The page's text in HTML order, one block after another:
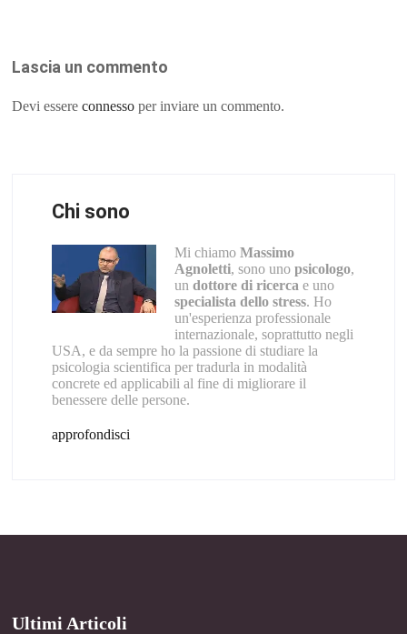
Lascia un commento
Devi essereconnesso per inviare un commento.
Chi sono
Mi chiamo Massimo
Agnoletti, sono uno psicologo,
un dottore di ricerca e uno
specialista dello stress. Ho
un'esperienza professionale
internazionale, soprattutto negli
USA, e da sempre ho la passione di studiare la
psicologia scientifica per tradurla in modalità
concrete ed applicabili al fine di migliorare il
benessere delle persone.
approfondisci
Ultimi Articoli